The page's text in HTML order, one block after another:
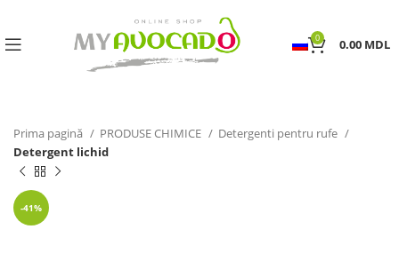
0 0.00 MDL
Prima pagină PRODUSE CHIMICE
Detergenti pentru rufe
Detergent lichid
-41%